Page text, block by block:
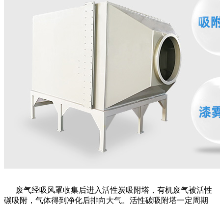
废气经吸风罩收集后进入活性炭吸附塔，有机废气被活性
碳吸附，气体得到净化后排向大气。活性碳吸附塔一定周期